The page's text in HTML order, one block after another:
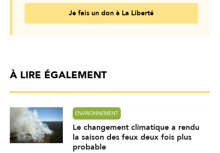
Je fais un don à La Liberté
À LIRE ÉGALEMENT
ENVIRONNEMENT
Le changement climatique a rendu
la saison des feux deux fois plus
probable